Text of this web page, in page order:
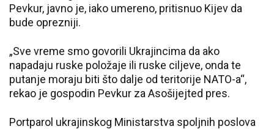
Pevkur, javno je, iako umereno, pritisnuo Kijev da
bude oprezniji.
„Sve vreme smo govorili Ukrajincima da ako
napadaju ruske položaje ili ruske ciljeve, onda te
putanje moraju biti što dalje od teritorije NATO-a“,
rekao je gospodin Pevkur za Asošijejted pres.
Portparol ukrajinskog Ministarstva spoljnih poslova